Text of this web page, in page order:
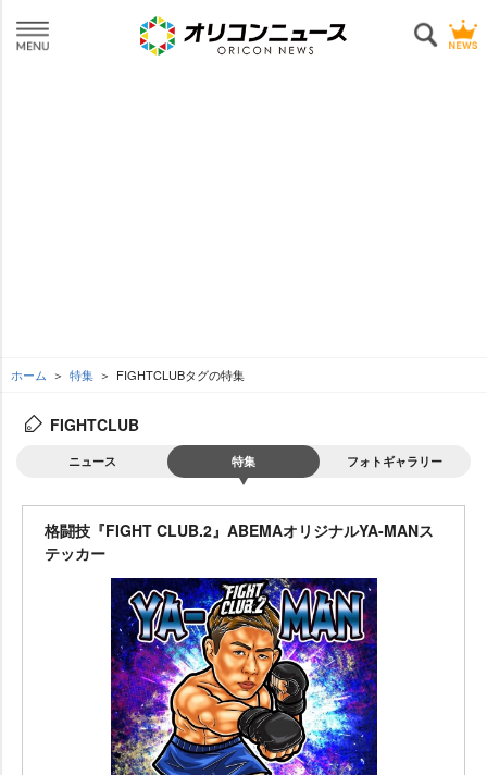
ホーム 特集 FIGHTCLUBタグの特集
FIGHTCLUB
ニュース 特集 フォトギャラリー
格闘技『FIGHT CLUB.2』ABEMAオリジナルYA-MANス
テッカー